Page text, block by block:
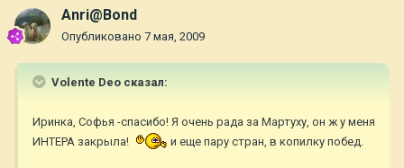
Anri@Bond
Опубликовано 7 мая, 2009
Volente Deo сказал:
Иринка, Софья -спасибо! Я очень рада за Мартуху, он ж у меня
ИНТЕРА закрыла!
и еще пару стран, в копилку побед.